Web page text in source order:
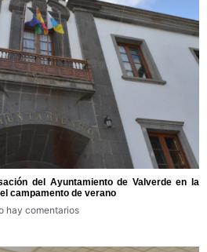
del Ayuntamiento de Valverde en la
campamento de verano
hay comentarios